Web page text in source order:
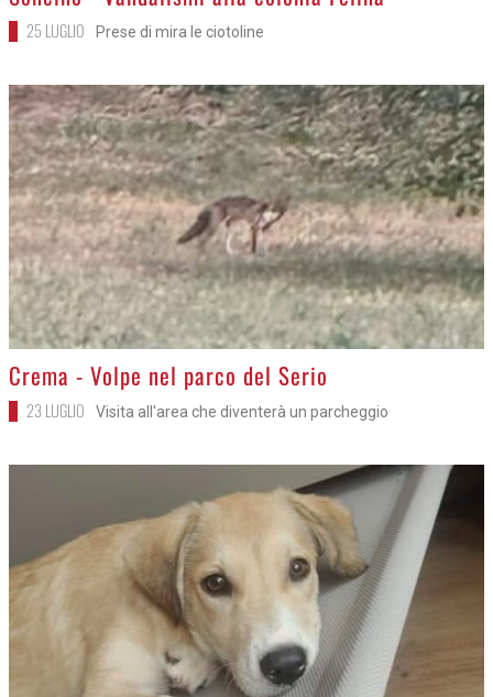
25 LUGLIO Prese di mira le ciotoline
>
Crema - Volpe nel parco del Serio
23 LUGLIO Visita all'area che diventerà un parcheggio